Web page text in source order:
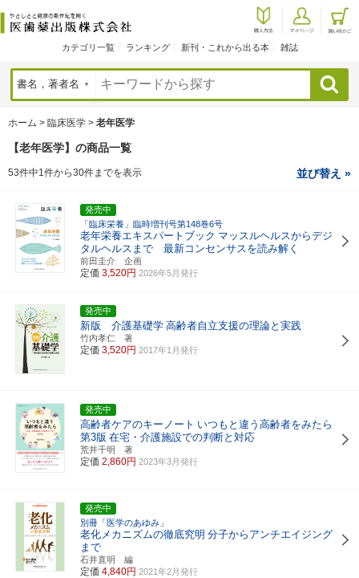
カテゴリ一覧 ランキング 新刊・これから出る本 雑誌
検索
ホーム > 臨床医学 > 老年医学
【老年医学】の商品一覧
53件中1件から30件までを表示 並び替え »
発売中
「臨床栄養」臨時増刊号第148巻6号
老年栄養エキスパートブック マッスルヘルスからデジ
タルヘルスまで 最新コンセンサスを読み解く
前田圭介 企画
定価 3,520円 2026年5月発行
発売中
新版 介護基礎学 高齢者自立支援の理論と実践
竹内孝仁 著
定価 3,520円 2017年1月発行
発売中
高齢者ケアのキーノート いつもと違う高齢者をみたら
第3版 在宅・介護施設での判断と対応
荒井千明 著
定価 2,860円 2023年3月発行
発売中
別冊「医学のあゆみ」
老化メカニズムの徹底究明 分子からアンチエイジング
まで
石井直明 編
定価 4,840円 2021年2月発行